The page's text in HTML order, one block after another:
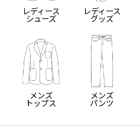
レディース
シューズ
レディース
グッズ
メンズ
トップス
メンズ
パンツ